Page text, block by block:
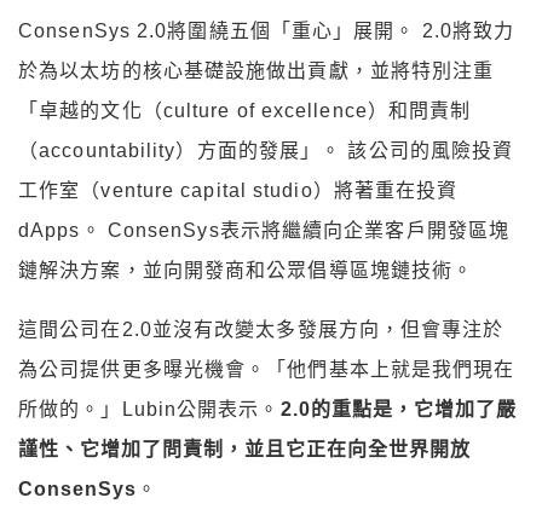
ConsenSys 2.0將圍繞五個「重心」展開。 2.0將致力
於為以太坊的核心基礎設施做出貢獻，並將特別注重
「卓越的文化（culture of excellence）和問責制
（accountability）方面的發展」。 該公司的風險投資
工作室（venture capital studio）將著重在投資
dApps。 ConsenSys表示將繼續向企業客戶開發區塊
鏈解決方案，並向開發商和公眾倡導區塊鏈技術。
這間公司在2.0並沒有改變太多發展方向，但會專注於
為公司提供更多曝光機會。「他們基本上就是我們現在
所做的。」Lubin公開表示。 2.0的重點是，它增加了嚴
謹性、它增加了問責制，並且它正在向全世界開放
ConsenSys 。